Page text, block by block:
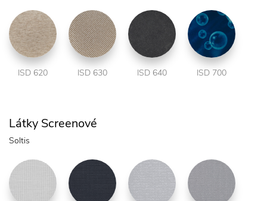
ISD 620 ISD 630 ISD 640 ISD 700
Látky Screenové
Soltis